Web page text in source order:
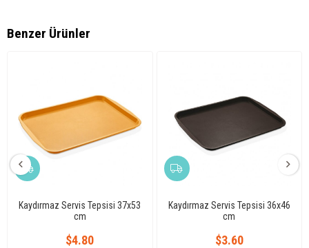
Benzer Ürünler
Kaydırmaz Servis Tepsisi 37x53
cm
$4.80
Kaydırmaz Servis Tepsisi 36x46
cm
$3.60